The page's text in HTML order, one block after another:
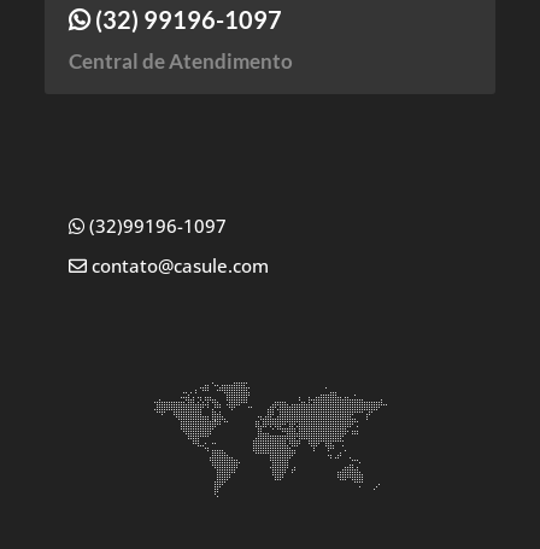
(32) 99196-1097
Central de Atendimento
(32)99196-1097
contato@casule.com